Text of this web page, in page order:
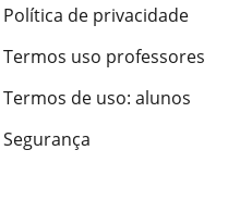
Política de privacidade
Termos uso professores
Termos de uso: alunos
Segurança